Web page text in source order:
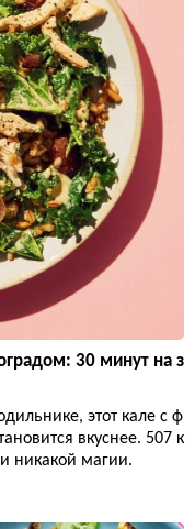
30 минут на з
этот кале с ф
вкуснее. 507 к
никакой магии.